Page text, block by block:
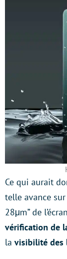
Ce qui aurait
telle avance
28μm” de
vérification de
la visibilité des